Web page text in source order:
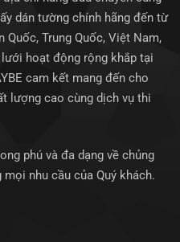
dán tường chính hãng đến từ
Trung Quốc, Việt Nam,
hoạt động rộng khắp tại
cam kết mang đến cho
lượng cao cùng dịch vụ thi
phú và đa dạng về chủng
nhu cầu của Quý khách.